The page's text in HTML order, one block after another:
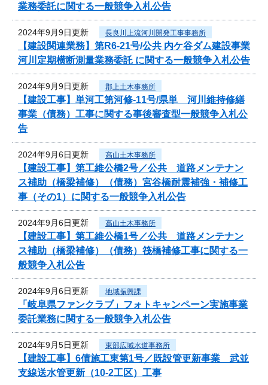
業務委託に関する一般競争入札公告
2024年9月9日更新 長良川上流河川開発工事事務所
【建設関連業務】第R6-21号/公共 内ケ谷ダム建設事業
河川定期横断測量業務委託 に関する一般競争入札公告
2024年9月9日更新 郡上土木事務所
【建設工事】単河工第河修-11号/県単 河川維持修繕
事業（債務）工事に関する事後審査型一般競争入札公
告
2024年9月6日更新 高山土木事務所
【建設工事】第工維公橋2号／公共 道路メンテナン
ス補助（橋梁補修）（債務）宮谷橋耐震補強・補修工
事（その1）に関する一般競争入札公告
2024年9月6日更新 高山土木事務所
【建設工事】第工維公橋1号／公共 道路メンテナン
ス補助（橋梁補修）（債務）筏橋補修工事に関する一
般競争入札公告
2024年9月6日更新 地域振興課
「岐阜県ファンクラブ」フォトキャンペーン実施事業
委託業務に関する一般競争入札公告
2024年9月5日更新 東部広域水道事務所
【建設工事】6債施工東第1号／既設管更新事業 武並
支線送水管更新（10-2工区）工事